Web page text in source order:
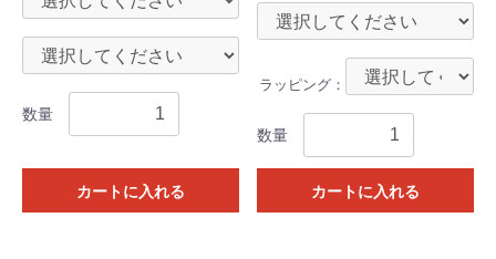
数量
カートに入れる
ラッピング：
数量
カートに入れる